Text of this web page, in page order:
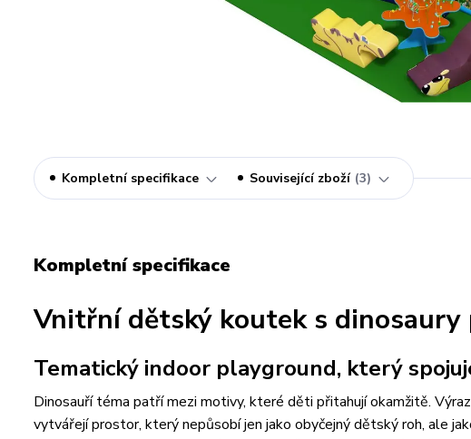
Kompletní specifikace Související zboží 3
Kompletní specifikace
Vnitřní dětský koutek s dinosaury
Tematický indoor playground, který
Dinosauří téma patří mezi motivy, které děti přitahují okamžitě.
vytvářejí prostor, který nepůsobí jen jako obyčejný dětský roh, ale